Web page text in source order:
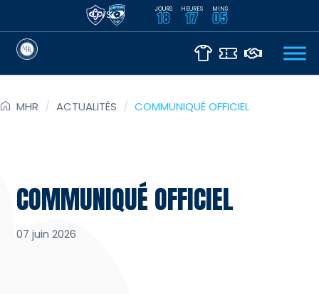
VS JOURS
18 HEURES
17 MINS
05
MHR / ACTUALITÉS / COMMUNIQUÉ OFFICIEL
COMMUNIQUÉ OFFICIEL
07 juin 2026